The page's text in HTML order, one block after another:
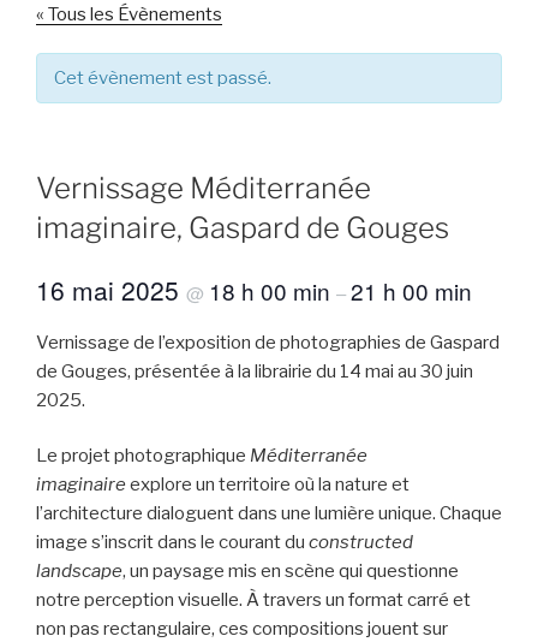
« Tous les Évènements
Cet évènement est passé.
Vernissage Méditerranée
imaginaire, Gaspard de Gouges
16 mai 2025 @ 18 h 00 min –21 h 00 min
Vernissage de l’exposition de photographies de Gaspard
de Gouges, présentée à la librairie du 14 mai au 30 juin
2025.
Le projet photographique Méditerranée
imaginaire explore un territoire où la nature et
l’architecture dialoguent dans une lumière unique. Chaque
image s’inscrit dans le courant du constructed
landscape, un paysage mis en scène qui questionne
notre perception visuelle. À travers un format carré et
non pas rectangulaire, ces compositions jouent sur